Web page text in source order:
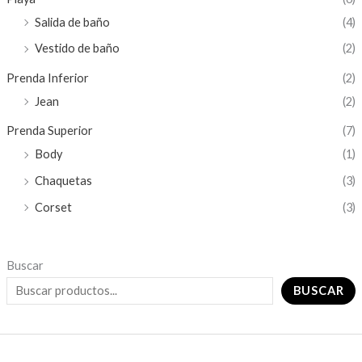
Salida de baño
(4)
Vestido de baño
(2)
Prenda Inferior
(2)
Jean
(2)
Prenda Superior
(7)
Body
(1)
Chaquetas
(3)
Corset
(3)
Buscar
BUSCAR